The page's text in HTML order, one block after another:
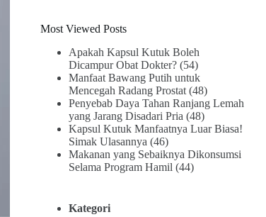
Most Viewed Posts
Apakah Kapsul Kutuk Boleh
Dicampur Obat Dokter? (54)
Manfaat Bawang Putih untuk
Mencegah Radang Prostat (48)
Penyebab Daya Tahan Ranjang Lemah
yang Jarang Disadari Pria (48)
Kapsul Kutuk Manfaatnya Luar Biasa!
Simak Ulasannya (46)
Makanan yang Sebaiknya Dikonsumsi
Selama Program Hamil (44)
Kategori